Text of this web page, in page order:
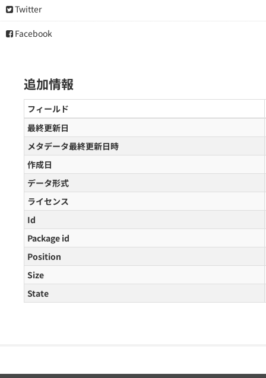
Twitter
Facebook
追加情報
フィールド
最終更新日
メタデータ最終更新日時
作成日
データ形式
ライセンス
Id
Package id
Position
Size
State